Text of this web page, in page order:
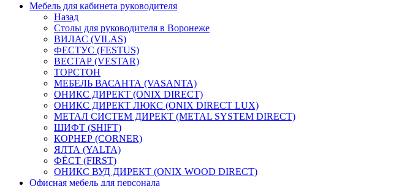
Мебель для кабинета руководителя
Назад
Столы для руководителя в Воронеже
ВИЛАС (VILAS)
ФЕСТУС (FESTUS)
ВЕСТАР (VESTAR)
ТОРСТОН
МЕБЕЛЬ ВАСАНТА (VASANTA)
ОНИКС ДИРЕКТ (ONIX DIRECT)
ОНИКС ДИРЕКТ ЛЮКС (ONIX DIRECT LUX)
МЕТАЛ СИСТЕМ ДИРЕКТ (METAL SYSTEM DIRECT)
ШИФТ (SHIFT)
КОРНЕР (CORNER)
ЯЛТА (YALTA)
ФЁСТ (FIRST)
ОНИКС ВУД ДИРЕКТ (ONIX WOOD DIRECT)
Офисная мебель для персонала